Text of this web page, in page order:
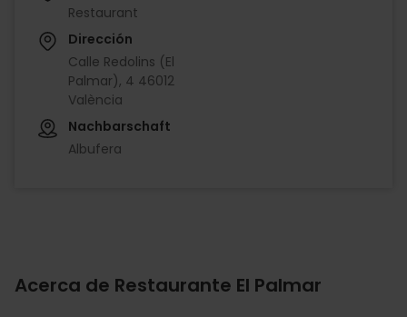
Restaurant
Dirección
Calle Redolins (El
Palmar), 4 46012
València
Nachbarschaft
Albufera
Acerca de Restaurante El Palmar